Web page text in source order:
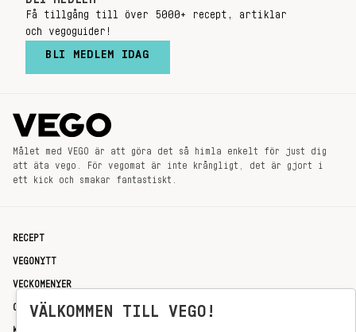
Få tillgång till över 5000+ recept, artiklar
och vegoguider!
BLI MEDLEM IDAG
Målet med VEGO är att göra det så himla enkelt för just dig
att äta vego. För vegomat är inte krångligt, det är gjort i
ett kick och smakar fantastiskt.
RECEPT
VEGONYTT
VECKOMENYER
OM OSSVÄLKOMMEN TILL VEGO!